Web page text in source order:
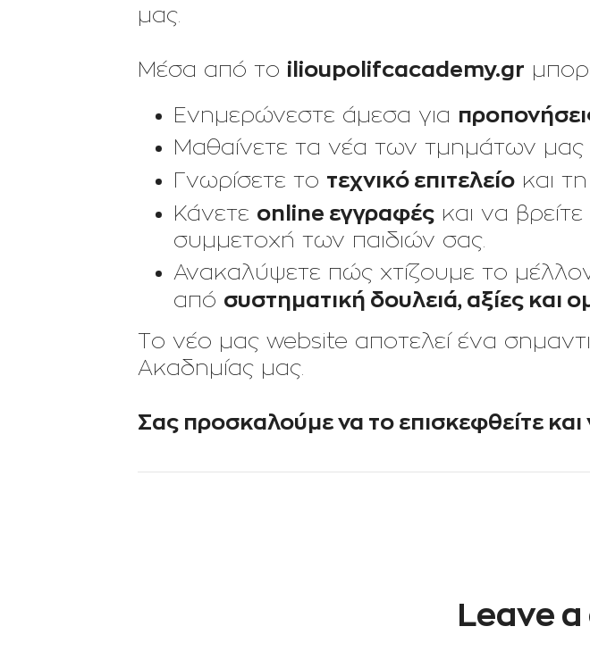
μας.
Μέσα από το ilioupolifcacademy.gr
Ενημερώνεστε άμεσα για
Μαθαίνετε τα νέα των τμημάτων μας
Γνωρίσετε το τεχνικό επιτελείοκαι
Κάνετε online εγγραφέςκαι να βρείτε
συμμετοχή των παιδιών σας.
Ανακαλύψετε πώς χτίζουμε το
από συστηματική δουλειά, αξίες και
Το νέο μας website αποτελεί ένα
Ακαδημίας μας.
Σας προσκαλούμε να το επισκεφθείτε και
Leave